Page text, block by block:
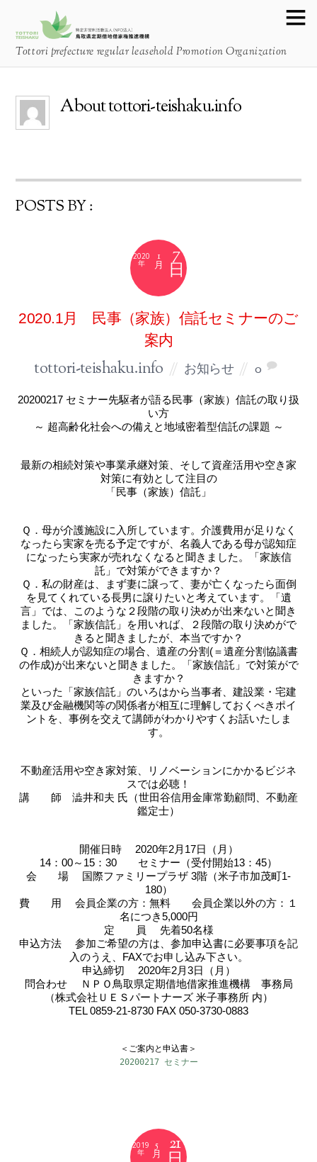
Tottori prefecture regular leasehold Promotion Organization
Abouttottori-teishaku.info
POSTS BY :
7
1
月
2020
2020.1月 民事（家族）信託セミナーのご
案内
tottori-teishaku.info お知らせ 0
20200217 セミナー先駆者が語る民事（家族）信託の取り扱
い方
～ 超高齢化社会への備えと地域密着型信託の課題 ～
最新の相続対策や事業承継対策、そして資産活用や空き家
対策に有効として注目の
「民事（家族）信託」
Ｑ．母が介護施設に入所しています。介護費用が足りなく
なったら実家を売る予定ですが、名義人である母が認知症
になったら実家が売れなくなると聞きました。「家族信
託」で対策ができますか？
Ｑ．私の財産は、まず妻に譲って、妻が亡くなったら面倒
を見てくれている長男に譲りたいと考えています。「遺
言」では、このような２段階の取り決めが出来ないと聞き
ました。「家族信託」を用いれば、２段階の取り決めがで
きると聞きましたが、本当ですか？
Ｑ．相続人が認知症の場合、遺産の分割(＝遺産分割協議書
の作成)が出来ないと聞きました。「家族信託」で対策がで
きますか？
といった「家族信託」のいろはから当事者、建設業・宅建
業及び金融機関等の関係者が相互に理解しておくべきポイ
ントを、事例を交えて講師がわかりやすくお話いたしま
す。
不動産活用や空き家対策、リノベーションにかかるビジネ
スでは必聴！
講 師 澁井和夫 氏（世田谷信用金庫常勤顧問、不動産
鑑定士）
開催日時 2020年2月17日（月）
14：00～15：30 セミナー（受付開始13：45）
会 場 国際ファミリープラザ 3階（米子市加茂町1-
180）
費 用 会員企業の方：無料 会員企業以外の方：１
名につき5,000円
定 員 先着50名様
申込方法 参加ご希望の方は、参加申込書に必要事項を記
入のうえ、FAXでお申し込み下さい。
申込締切 2020年2月3日（月）
問合わせ ＮＰＯ鳥取県定期借地借家推進機構 事務局
（株式会社ＵＥＳパートナーズ 米子事務所 内）
TEL 0859-21-8730 FAX 050-3730-0883
20200217 セミナー
21
5
月
2019